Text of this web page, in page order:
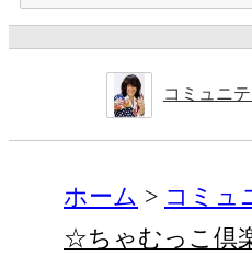
コミュニ
ホーム コミュ
☆ちゃむっこ倶